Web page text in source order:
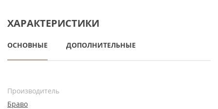
ХАРАКТЕРИСТИКИ
ОСНОВНЫЕ ДОПОЛНИТЕЛЬНЫЕ
Производитель
Браво